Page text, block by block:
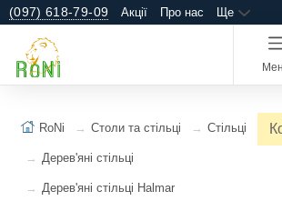
(097) 618-79-09 Акції Про нас Ще
RoNi Столи та стільці Стільці
Дерев'яні стільці
Дерев'яні стільці Halmar